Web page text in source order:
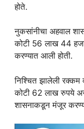
होते.
नुकसांनीचा अहवाल
कोटी 56 लाख 44
करण्यात आली होती.
निश्चित झालेली
कोटी 62 लाख रुपये
शासनाकडून मंजूर